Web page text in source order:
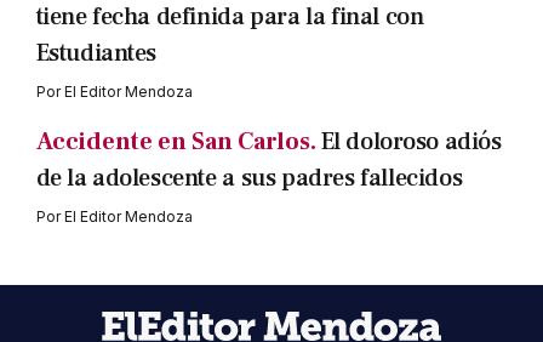
tiene fecha definida para la final con
Estudiantes
PorEl Editor Mendoza
Accidente en San Carlos.El doloroso adiós
de la adolescente a sus padres fallecidos
PorEl Editor Mendoza